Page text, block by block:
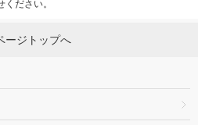
ださい。
ージトップへ